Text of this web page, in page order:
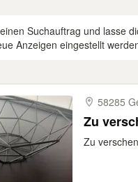
Suchauftrag und lasse
Anzeigen eingestellt
58285
Zu
Zu